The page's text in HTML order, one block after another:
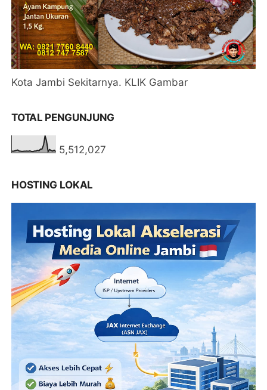
Kota Jambi Sekitarnya. KLIK Gambar
TOTAL PENGUNJUNG
5,512,027
HOSTING LOKAL